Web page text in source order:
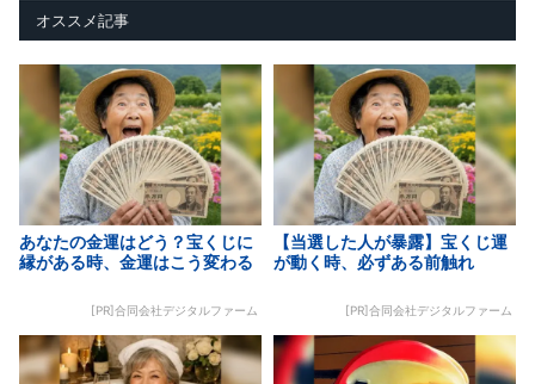
オススメ記事
あなたの金運はどう？宝くじに
縁がある時、金運はこう変わる
[PR]合同会社デジタルファーム
【当選した人が暴露】宝くじ運
が動く時、必ずある前触れ
[PR]合同会社デジタルファーム